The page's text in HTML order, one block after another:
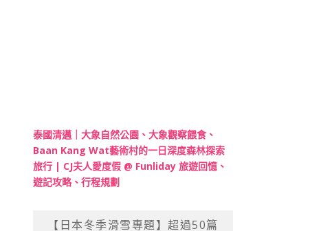
泰國清邁｜大象自然公園、大象觀察餵食、
Baan Kang Wat藝術村的一日深度森林探索
旅行 | CJ夫人愛度假 @ Funliday 旅遊回憶、
遊記攻略、行程規劃
【日本冬季滑雪專題】超過50篇